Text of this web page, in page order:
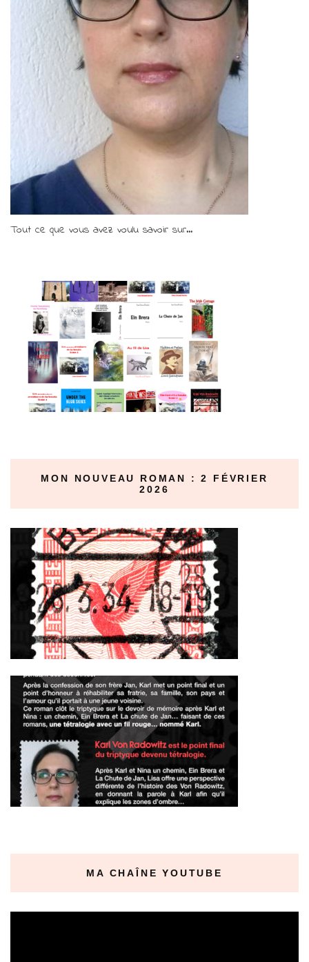
Tout ce que vous avez voulu savoir sur...
MON NOUVEAU ROMAN : 2 FÉVRIER
2026
MA CHAÎNE YOUTUBE